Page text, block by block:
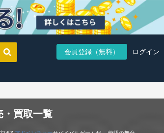
会員登録（無料） ログイン
・買取一覧